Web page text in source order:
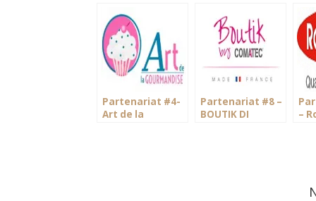
Partenariat #4-
Art de la
Partenariat #8 –
BOUTIK DI
–